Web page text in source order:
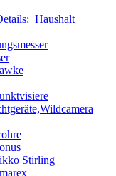
Haushalt
Stirling